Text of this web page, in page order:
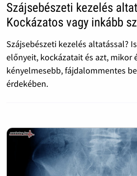
Szájsebészeti kezelés
Kockázatos vagy inkább
Szájsebészeti kezelés altatással?
előnyeit, kockázatait és azt, mikor
kényelmesebb, fájdalommentes
érdekében.